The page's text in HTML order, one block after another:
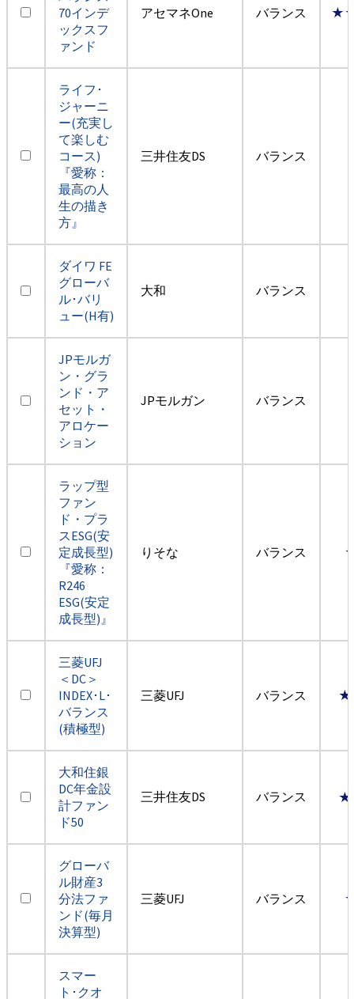
70インデ
ックスフ
ァンド
アセマネOne バランス
ライフ･
ジャーニ
ー(充実し
て楽しむ
コース)
『愛称：
最高の人
生の描き
方』
三井住友DS バランス
ダイワ FE
グローバ
ル･バリ
ュー(H有)
大和 バランス
JPモルガ
ン・グラ
ンド・ア
セット・
アロケー
ション
JPモルガン バランス
ラップ型
ファン
ド・プラ
スESG(安
定成長型)
『愛称：
R246
ESG(安定
成長型)』
りそな バランス
三菱UFJ
＜DC＞
INDEX･L･
バランス
(積極型)
三菱UFJ バランス
大和住銀
DC年金設
計ファン
ド50
三井住友DS バランス
グローバ
ル財産3
分法ファ
ンド(毎月
決算型)
三菱UFJ バランス
スマー
ト･クオ